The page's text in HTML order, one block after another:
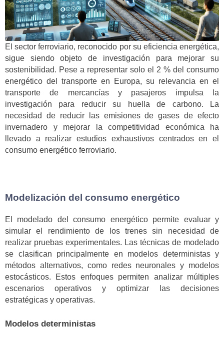
El sector ferroviario, reconocido por su eficiencia energética,
sigue siendo objeto de investigación para mejorar su
sostenibilidad. Pese a representar solo el 2 % del consumo
energético del transporte en Europa, su relevancia en el
transporte de mercancías y pasajeros impulsa la
investigación para reducir su huella de carbono. La
necesidad de reducir las emisiones de gases de efecto
invernadero y mejorar la competitividad económica ha
llevado a realizar estudios exhaustivos centrados en el
consumo energético ferroviario.
Modelización del consumo energético
El modelado del consumo energético permite evaluar y
simular el rendimiento de los trenes sin necesidad de
realizar pruebas experimentales. Las técnicas de modelado
se clasifican principalmente en modelos deterministas y
métodos alternativos, como redes neuronales y modelos
estocásticos. Estos enfoques permiten analizar múltiples
escenarios operativos y optimizar las decisiones
estratégicas y operativas.
Modelos deterministas